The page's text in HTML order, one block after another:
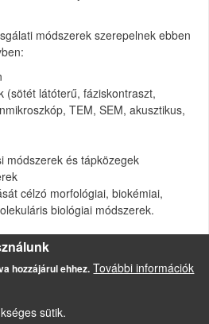
módszerek szerepelnek ebben
(sötét látóterű, fáziskontraszt,
TEM, SEM, akusztikus,
módszerek és tápközegek
célzó morfológiai, biokémiai,
biológiai módszerek.
hozzájárul ehhez. További információk
sütik.